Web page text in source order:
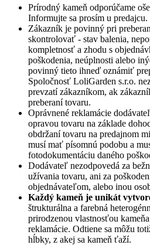
Prírodný kameň odporúčame
Informujte sa prosím u predajcu.
Zákazník je povinný pri
skontrolovať - stav balenia,
kompletnosť a zhodu s
poškodenia, neúplnosti alebo
povinný tieto ihneď oznámiť
Spoločnosť LoliGarden s.r.o.
prevzatí zákazníkom, ak
preberaní tovaru.
Oprávnené reklamácie
opravou tovaru na základe
obdržaní tovaru na predajnom
musí mať písomnú podobu a
fotodokumentáciu daného
Dodávateľ nezodpovedá za
užívania tovaru, ani za
objednávateľom, alebo inou
Každý kameň je unikát
štrukturálna a farebná
prirodzenou vlastnosťou
reklamácie. Odtiene sa môžu
hĺbky, z akej sa kameň ťaží.